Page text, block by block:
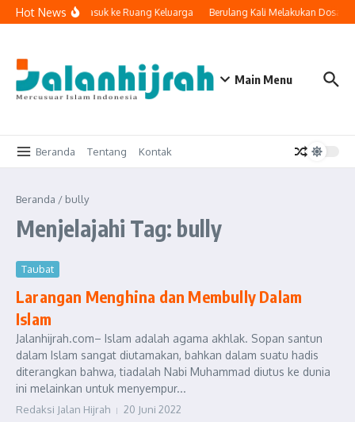
Lewati ke konten
Hot News
Ketika Teknologi Masuk ke Ruang Keluarga Berulang Kali Melakukan Dosa
Main Menu
Beranda Tentang Kontak
Beranda / bully
Menjelajahi Tag: bully
Taubat
Larangan Menghina dan Membully Dalam
Islam
Jalanhijrah.com– Islam adalah agama akhlak. Sopan santun
dalam Islam sangat diutamakan, bahkan dalam suatu hadis
diterangkan bahwa, tiadalah Nabi Muhammad diutus ke dunia
ini melainkan untuk menyempur...
Redaksi Jalan Hijrah 20 Juni 2022